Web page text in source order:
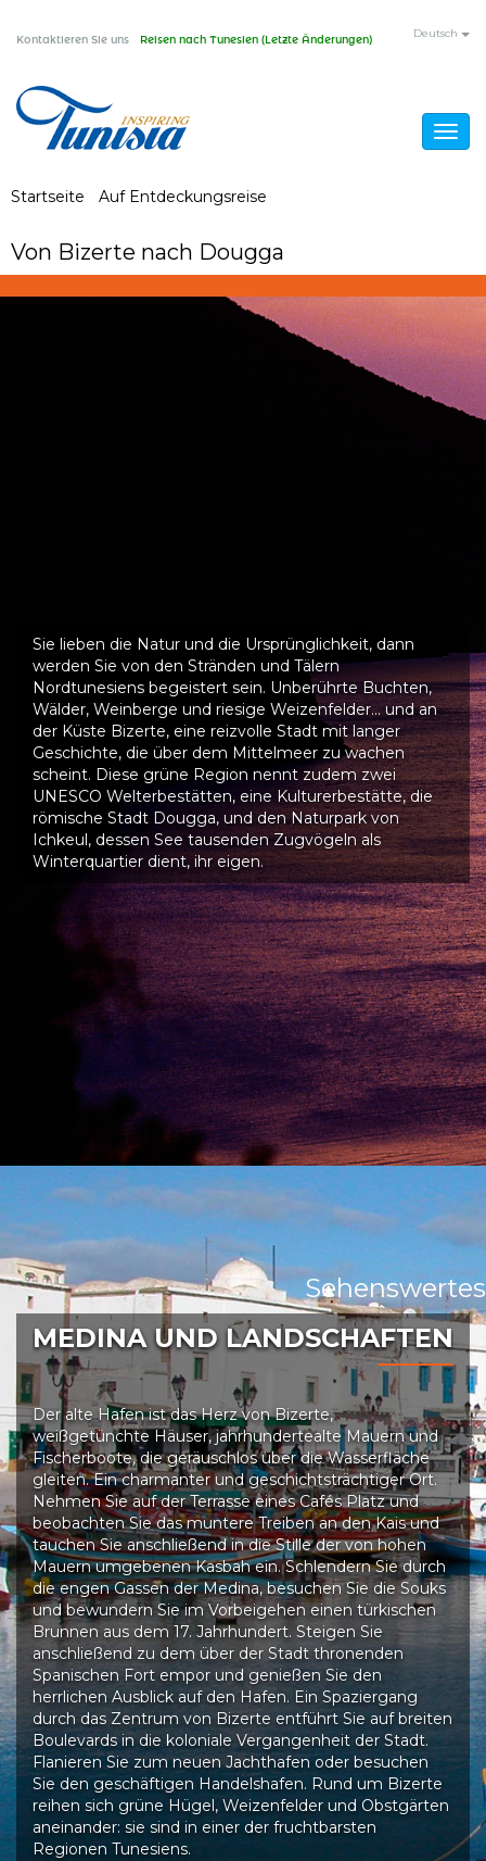
Direkt
Deutsch
Kontaktieren Sie uns Reisen nach Tunesien (Letzte Änderungen)
Sie
sind
hier
Startseite Auf Entdeckungsreise
Von Bizerte nach Dougga
Sie lieben die Natur und die Ursprünglichkeit, dann
werden Sie von den Stränden und Tälern
Nordtunesiens begeistert sein. Unberührte Buchten,
Wälder, Weinberge und riesige Weizenfelder… und an
der Küste Bizerte, eine reizvolle Stadt mit langer
Geschichte, die über dem Mittelmeer zu wachen
scheint. Diese grüne Region nennt zudem zwei
UNESCO Welterbestätten, eine Kulturerbestätte, die
römische Stadt Dougga, und den Naturpark von
Ichkeul, dessen See tausenden Zugvögeln als
Winterquartier dient, ihr eigen.
Sehenswertes
MEDINA UND LANDSCHAFTEN
Der alte Hafen ist das Herz von Bizerte,
weißgetünchte Häuser, jahrhundertealte Mauern und
Fischerboote, die geräuschlos über die Wasserfläche
gleiten. Ein charmanter und geschichtsträchtiger Ort.
Nehmen Sie auf der Terrasse eines Cafés Platz und
beobachten Sie das muntere Treiben an den Kais und
tauchen Sie anschließend in die Stille der von hohen
Mauern umgebenen Kasbah ein. Schlendern Sie durch
die engen Gassen der Medina, besuchen Sie die Souks
und bewundern Sie im Vorbeigehen einen türkischen
Brunnen aus dem 17. Jahrhundert. Steigen Sie
anschließend zu dem über der Stadt thronenden
Spanischen Fort empor und genießen Sie den
herrlichen Ausblick auf den Hafen. Ein Spaziergang
durch das Zentrum von Bizerte entführt Sie auf breiten
Boulevards in die koloniale Vergangenheit der Stadt.
Flanieren Sie zum neuen Jachthafen oder besuchen
Sie den geschäftigen Handelshafen. Rund um Bizerte
reihen sich grüne Hügel, Weizenfelder und Obstgärten
aneinander: sie sind in einer der fruchtbarsten
Regionen Tunesiens.